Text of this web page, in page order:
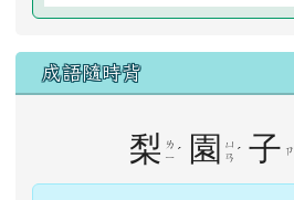
成語隨時背
梨 ㄌ
ㄧ ˊ 園
ㄩ
ㄢ ˊ 子 ㄗ